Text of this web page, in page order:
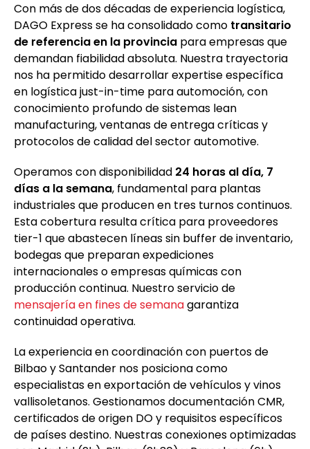
Con más de dos décadas de experiencia logística,
DAGO Express se ha consolidado como transitario
de referencia en la provincia para empresas que
demandan fiabilidad absoluta. Nuestra trayectoria
nos ha permitido desarrollar expertise específica
en logística just-in-time para automoción, con
conocimiento profundo de sistemas lean
manufacturing, ventanas de entrega críticas y
protocolos de calidad del sector automotive.
Operamos con disponibilidad 24 horas al día, 7
días a la semana, fundamental para plantas
industriales que producen en tres turnos continuos.
Esta cobertura resulta crítica para proveedores
tier-1 que abastecen líneas sin buffer de inventario,
bodegas que preparan expediciones
internacionales o empresas químicas con
producción continua. Nuestro servicio de
mensajería en fines de semanagarantiza
continuidad operativa.
La experiencia en coordinación con puertos de
Bilbao y Santander nos posiciona como
especialistas en exportación de vehículos y vinos
vallisoletanos. Gestionamos documentación CMR,
certificados de origen DO y requisitos específicos
de países destino. Nuestras conexiones optimizadas